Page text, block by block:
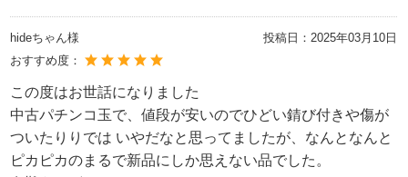
hideちゃん様 投稿日： 2025年03月10日
おすすめ度：
この度はお世話になりました
中古パチンコ玉で、値段が安いのでひどい錆び付きや傷が
ついたりりでは いやだなと思ってましたが、なんとなんと
ピカピカのまるで新品にしか思えない品でした。